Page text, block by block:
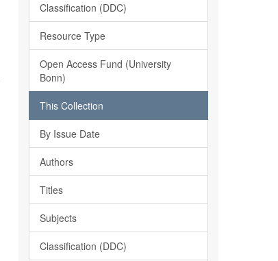
Classification (DDC)
Resource Type
Open Access Fund (University
Bonn)
This Collection
By Issue Date
Authors
Titles
Subjects
Classification (DDC)